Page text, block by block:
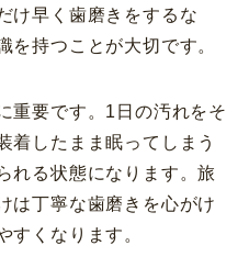
け早く歯磨きをするな
を持つことが大切です。
重要です。1日の汚れをそ
着したまま眠ってしまう
れる状態になります。旅
は丁寧な歯磨きを心がけ
すくなります。